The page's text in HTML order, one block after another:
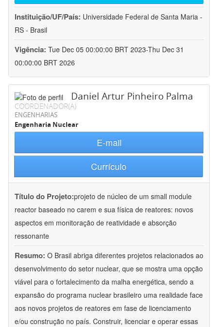
Instituição/UF/País: Universidade Federal de Santa Maria -
RS - Brasil
Vigência: Tue Dec 05 00:00:00 BRT 2023-Thu Dec 31
00:00:00 BRT 2026
Daniel Artur Pinheiro Palma
COORDENADOR(A)
ENGENHARIAS
Engenharia Nuclear
E-mail
Currículo
Título do Projeto:projeto de núcleo de um small module
reactor baseado no carem e sua física de reatores: novos
aspectos em monitoração de reatividade e absorção
ressonante
Resumo: O Brasil abriga diferentes projetos relacionados ao
desenvolvimento do setor nuclear, que se mostra uma opção
viável para o fortalecimento da malha energética, sendo a
expansão do programa nuclear brasileiro uma realidade face
aos novos projetos de reatores em fase de licenciamento
e/ou construção no país. Construir, licenciar e operar essas